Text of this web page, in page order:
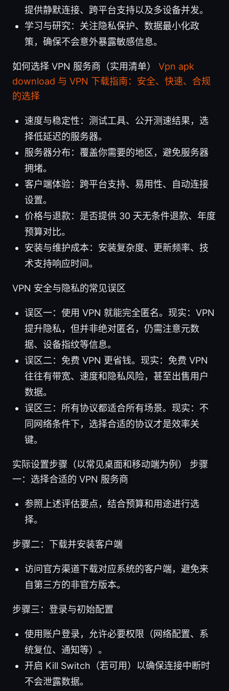
提供静默连接、跨平台支持以及多设备并发。
学习与研究：关注隐私保护、数据最小化政
策，确保不会意外暴露敏感信息。
如何选择 VPN 服务商（实用清单） Vpn apk
download 与 VPN 下载指南：安全、快速、合规
的选择
速度与稳定性：测试工具、公开测速结果，选
择低延迟的服务器。
服务器分布：覆盖你需要的地区，避免服务器
拥堵。
客户端体验：跨平台支持、易用性、自动连接
设置。
价格与退款：是否提供 30 天无条件退款、年度
预算对比。
安装与维护成本：安装复杂度、更新频率、技
术支持响应时间。
VPN 安全与隐私的常见误区
误区一：使用 VPN 就能完全匿名。现实：VPN
提升隐私，但并非绝对匿名，仍需注意元数
据、设备指纹等信息。
误区二：免费 VPN 更省钱。现实：免费 VPN
往往有带宽、速度和隐私风险，甚至出售用户
数据。
误区三：所有协议都适合所有场景。现实：不
同网络条件下，选择合适的协议才是效率关
键。
实际设置步骤（以常见桌面和移动端为例） 步骤
一：选择合适的 VPN 服务商
参照上述评估要点，结合预算和用途进行选
择。
步骤二：下载并安装客户端
访问官方渠道下载对应系统的客户端，避免来
自第三方的非官方版本。
步骤三：登录与初始配置
使用账户登录，允许必要权限（网络配置、系
统复位、通知等）。
开启 Kill Switch（若可用）以确保连接中断时
不会泄露数据。